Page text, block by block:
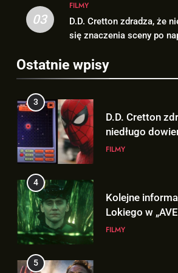
3
D.D. Cretton
sceny po
MAN: BRAND
FILMY
4
Kolejne
Lokiego w
DOOMSDAY”!
5
Trailer
ENCORE”
6
03
FILMY
D.D. Cretton zdradza, że
się znaczenia sceny po
Ostatnie wpisy
2
Hulk NIE
Parker to
FILMY
3
D.D. Cretton
niedługo
sceny po
FILMY
4
Kolejne
Lokiego w
DOOMSDAY”!
FILMY
5